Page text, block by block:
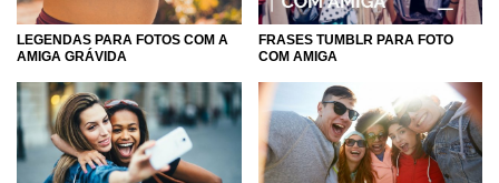
LEGENDAS PARA FOTOS COM A
AMIGA GRÁVIDA
FRASES TUMBLR PARA FOTO
COM AMIGA